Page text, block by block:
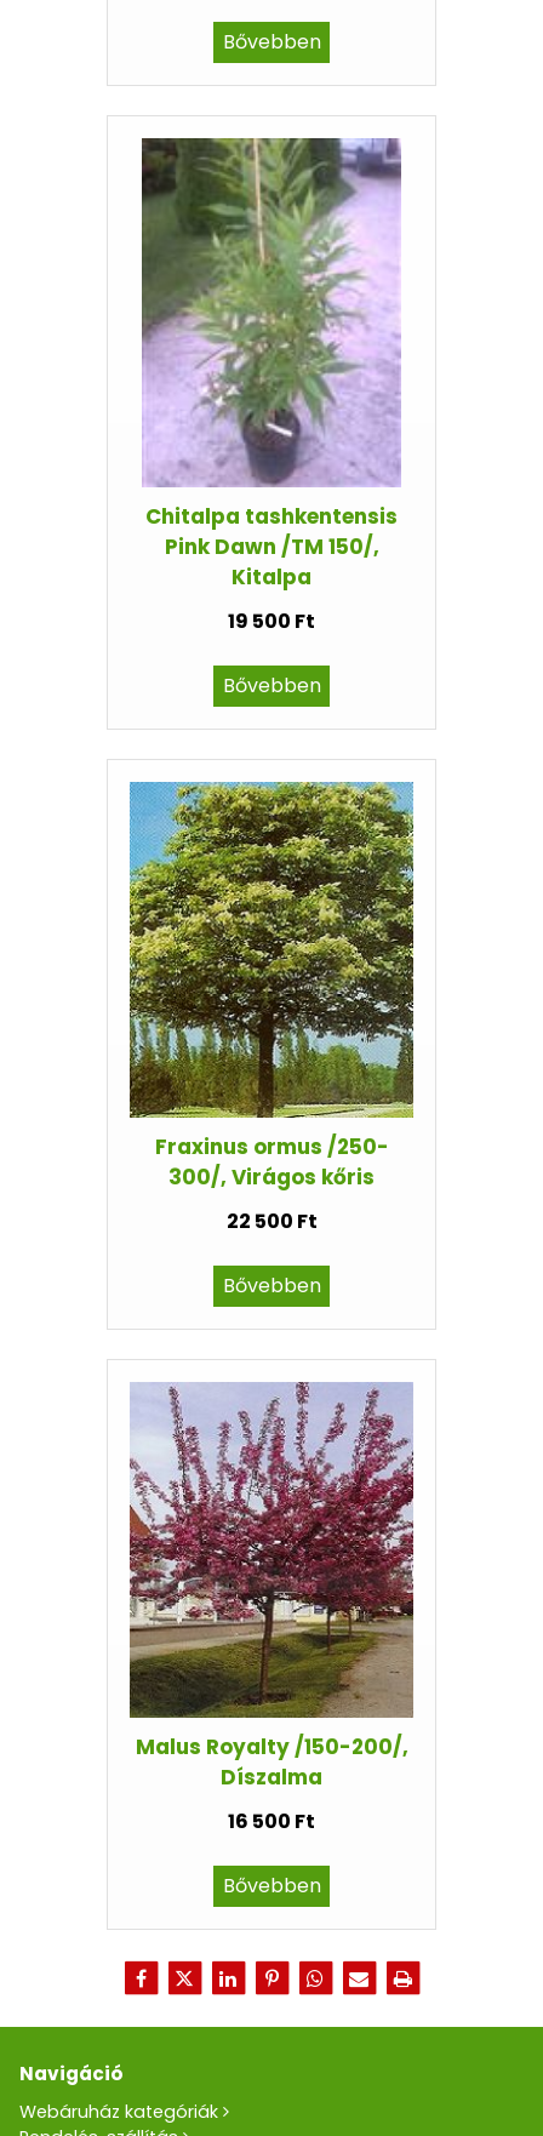
Bővebben
Chitalpa tashkentensis
Pink Dawn /TM 150/,
Kitalpa
19 500 Ft
Bővebben
Fraxinus ormus /250-
300/, Virágos kőris
22 500 Ft
Bővebben
Malus Royalty /150-200/,
Díszalma
16 500 Ft
Bővebben
Navigáció
Webáruház kategóriák